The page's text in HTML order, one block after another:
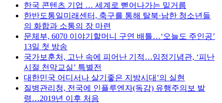
한국 콘텐츠 기업 … 세계로 뻗어나가는 밑거름
한반도통일미래센터, 축구를 통해 탈북·남한 청소년들
의 화합과 소통의 장 마련
문체부, 6070 이야기할머니 구연 배틀…‘오늘도 주인공’
13일 첫 방송
국가보훈처, 고난 속에 피어난 기적…임정기념관, ‘피난
시절 천막교실’ 특별전
대한민국 어디서나 살기좋은 지방시대’의 실현
질병관리청, 전국에 인플루엔자(독감) 유행주의보 발
령…2019년 이후 처음